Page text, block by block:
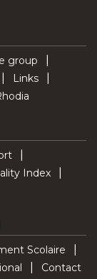
group
Links
Index
Scolaire
Contact